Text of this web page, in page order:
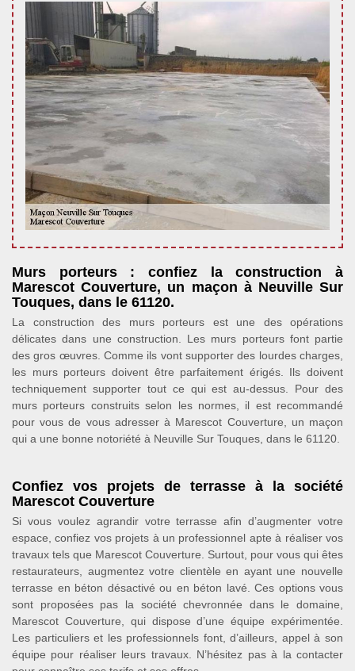
Murs porteurs : confiez la construction à
Marescot Couverture, un maçon à Neuville Sur
Touques, dans le 61120.
La construction des murs porteurs est une des opérations
délicates dans une construction. Les murs porteurs font partie
des gros œuvres. Comme ils vont supporter des lourdes charges,
les murs porteurs doivent être parfaitement érigés. Ils doivent
techniquement supporter tout ce qui est au-dessus. Pour des
murs porteurs construits selon les normes, il est recommandé
pour vous de vous adresser à Marescot Couverture, un maçon
qui a une bonne notoriété à Neuville Sur Touques, dans le 61120.
Confiez vos projets de terrasse à la société
Marescot Couverture
Si vous voulez agrandir votre terrasse afin d’augmenter votre
espace, confiez vos projets à un professionnel apte à réaliser vos
travaux tels que Marescot Couverture. Surtout, pour vous qui êtes
restaurateurs, augmentez votre clientèle en ayant une nouvelle
terrasse en béton désactivé ou en béton lavé. Ces options vous
sont proposées pas la société chevronnée dans le domaine,
Marescot Couverture, qui dispose d’une équipe expérimentée.
Les particuliers et les professionnels font, d’ailleurs, appel à son
équipe pour réaliser leurs travaux. N’hésitez pas à la contacter